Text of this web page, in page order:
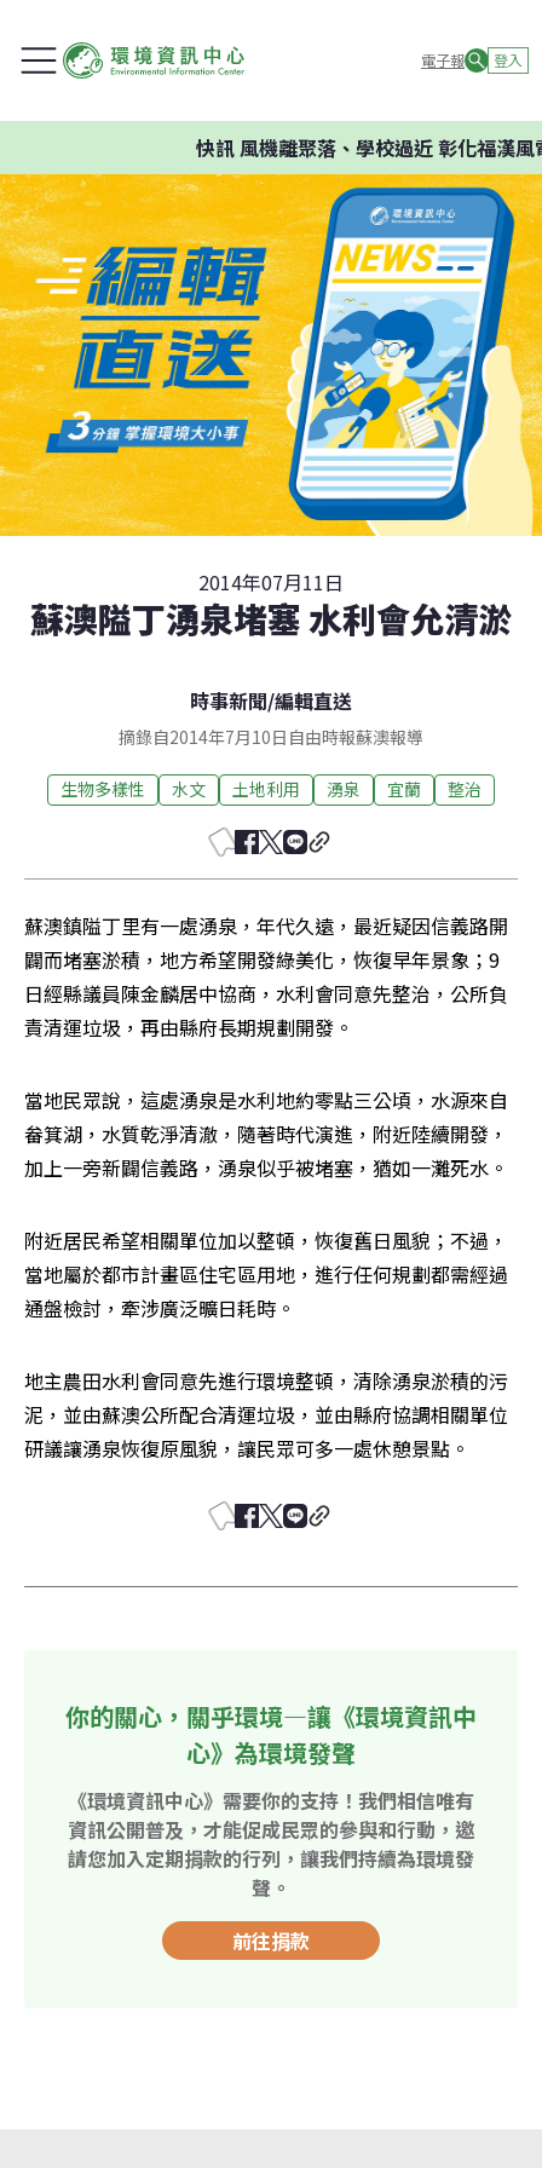
電子報 登入
快訊風機離聚落、學校過近 彰化福漢風
2014年07月11日
蘇澳隘丁湧泉堵塞 水利會允清淤
時事新聞/編輯直送
摘錄自2014年7月10日自由時報蘇澳報導
生物多樣性 水文 土地利用 湧泉 宜蘭 整治
蘇澳鎮隘丁里有一處湧泉，年代久遠，最近疑因信義路開
闢而堵塞淤積，地方希望開發綠美化，恢復早年景象；9
日經縣議員陳金麟居中協商，水利會同意先整治，公所負
責清運垃圾，再由縣府長期規劃開發。
當地民眾說，這處湧泉是水利地約零點三公頃，水源來自
畚箕湖，水質乾淨清澈，隨著時代演進，附近陸續開發，
加上一旁新闢信義路，湧泉似乎被堵塞，猶如一灘死水。
附近居民希望相關單位加以整頓，恢復舊日風貌；不過，
當地屬於都市計畫區住宅區用地，進行任何規劃都需經過
通盤檢討，牽涉廣泛曠日耗時。
地主農田水利會同意先進行環境整頓，清除湧泉淤積的污
泥，並由蘇澳公所配合清運垃圾，並由縣府協調相關單位
研議讓湧泉恢復原風貌，讓民眾可多一處休憩景點。
你的關心，關乎環境—讓《環境資訊中
心》為環境發聲
《環境資訊中心》需要你的支持！我們相信唯有
資訊公開普及，才能促成民眾的參與和行動，邀
請您加入定期捐款的行列，讓我們持續為環境發
聲。
前往捐款